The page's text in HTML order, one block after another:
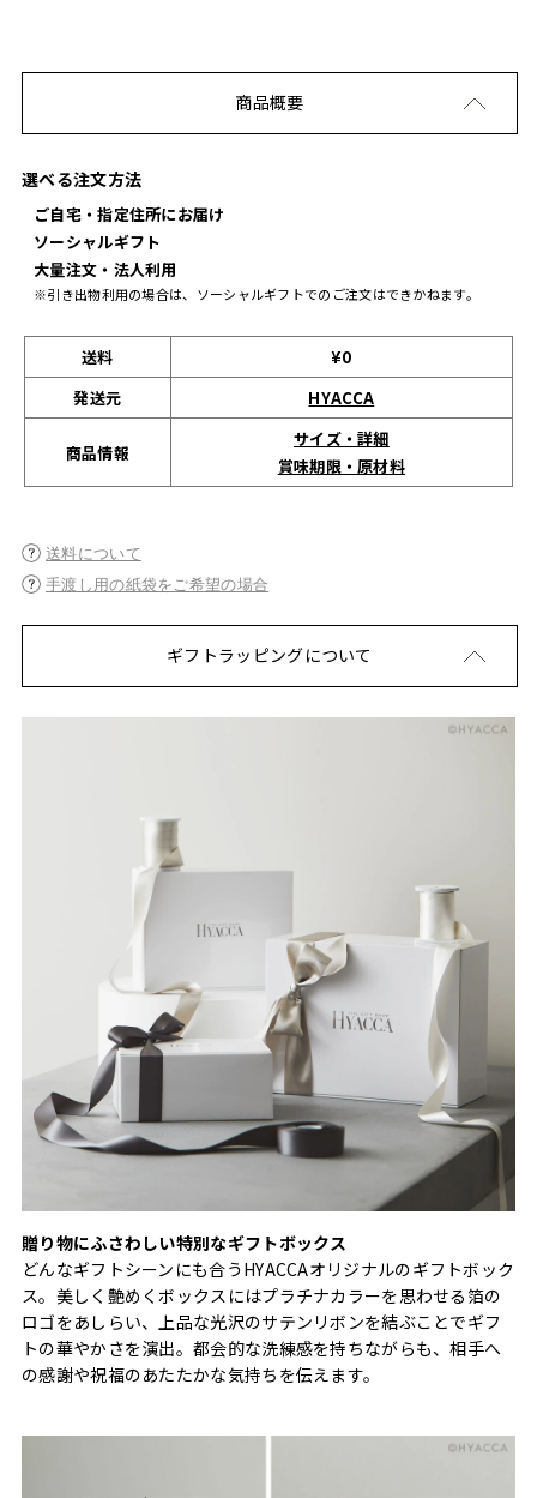
商品概要
選べる注文方法
ご自宅・指定住所にお届け
ソーシャルギフト
大量注文・法人利用
※引き出物利用の場合は、ソーシャルギフトでのご注文はできかねます。
送料
¥0
発送元
HYACCA
商品情報
サイズ・詳細
賞味期限・原材料
送料について
手渡し用の紙袋をご希望の場合
ギフトラッピングについて
贈り物にふさわしい特別なギフトボックス
どんなギフトシーンにも合うHYACCAオリジナルのギフトボック
ス。美しく艶めくボックスにはプラチナカラーを思わせる箔の
ロゴをあしらい、上品な光沢のサテンリボンを結ぶことでギフ
トの華やかさを演出。都会的な洗練感を持ちながらも、相手へ
の感謝や祝福のあたたかな気持ちを伝えます。